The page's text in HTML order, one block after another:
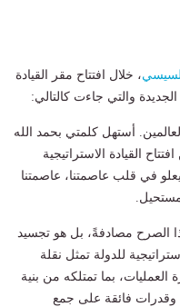
السيسي، خلال افتتاح مقر القيادة
والتي جاءت كالتالي:
أستهل كلمتي بحمد الله
القيادة الاستراتيجية
في قلب عاصمتنا، عاصمتنا
الصرح مصادفةً، بل هو تجسيد
للدولة تمثل نقلة
بما تمتلكه من بنية
وقدرات فائقة على جمع